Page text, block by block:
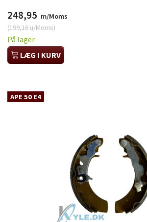
248,95 m/Moms
(199,16 u/Moms)
På lager
LÆG I KURV
APE 50 E4